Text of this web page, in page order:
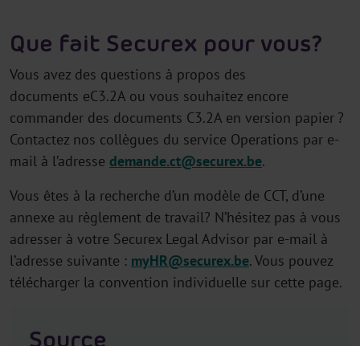
Que fait Securex pour vous ?
Vous avez des questions à propos des
documents eC3.2A ou vous souhaitez encore
commander des documents C3.2A en version papier ?
Contactez nos collègues du service Operations par e-
mail à l’adresse demande.ct@securex.be.
Vous êtes à la recherche d’un modèle de CCT, d’une
annexe au règlement de travail? N’hésitez pas à vous
adresser à votre Securex Legal Advisor par e-mail à
l’adresse suivante : myHR@securex.be. Vous pouvez
télécharger la convention individuelle sur cette page.
Source